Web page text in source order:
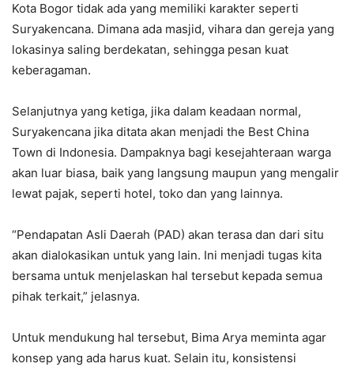
Kota Bogor tidak ada yang memiliki karakter seperti
Suryakencana. Dimana ada masjid, vihara dan gereja yang
lokasinya saling berdekatan, sehingga pesan kuat
keberagaman.
Selanjutnya yang ketiga, jika dalam keadaan normal,
Suryakencana jika ditata akan menjadi the Best China
Town di Indonesia. Dampaknya bagi kesejahteraan warga
akan luar biasa, baik yang langsung maupun yang mengalir
lewat pajak, seperti hotel, toko dan yang lainnya.
“Pendapatan Asli Daerah (PAD) akan terasa dan dari situ
akan dialokasikan untuk yang lain. Ini menjadi tugas kita
bersama untuk menjelaskan hal tersebut kepada semua
pihak terkait,” jelasnya.
Untuk mendukung hal tersebut, Bima Arya meminta agar
konsep yang ada harus kuat. Selain itu, konsistensi